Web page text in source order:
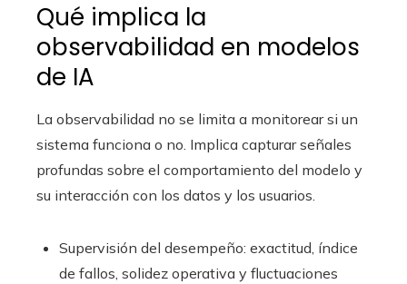
Qué implica la
observabilidad en modelos
de IA
La observabilidad no se limita a monitorear si un
sistema funciona o no. Implica capturar señales
profundas sobre el comportamiento del modelo y
su interacción con los datos y los usuarios.
Supervisión del desempeño: exactitud, índice
de fallos, solidez operativa y fluctuaciones